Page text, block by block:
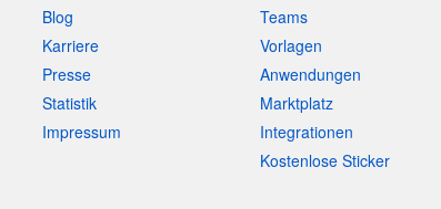
Blog
Karriere
Presse
Statistik
Impressum
Teams
Vorlagen
Anwendungen
Marktplatz
Integrationen
Kostenlose Sticker